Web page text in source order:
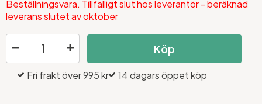
Beställningsvara. Tillfälligt slut hos leverantör - beräknad
leverans slutet av oktober
Köp
Fri frakt över 995 kr 14 dagars öppet köp